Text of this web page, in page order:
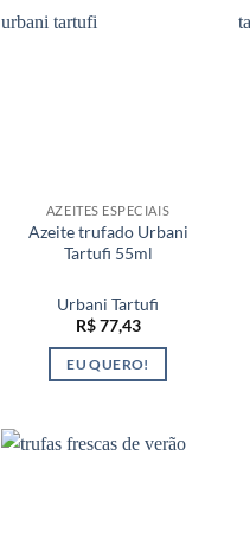
AZEITES ESPECIAIS
Azeite trufado Urbani
Tartufi 55ml
Urbani Tartufi
R$77,43
EU QUERO!